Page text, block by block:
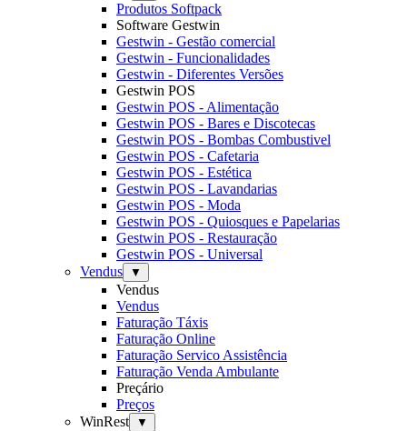
Produtos Softpack
Software Gestwin
Gestwin - Gestão comercial
Gestwin - Funcionalidades
Gestwin - Diferentes Versões
Gestwin POS
Gestwin POS - Alimentação
Gestwin POS - Bares e Discotecas
Gestwin POS - Bombas Combustivel
Gestwin POS - Cafetaria
Gestwin POS - Estética
Gestwin POS - Lavandarias
Gestwin POS - Moda
Gestwin POS - Quiosques e Papelarias
Gestwin POS - Restauração
Gestwin POS - Universal
Vendus
▼
Vendus
Vendus
Faturação Táxis
Faturação Online
Faturação Servico Assistência
Faturação Venda Ambulante
Preçário
Preços
WinRest
▼